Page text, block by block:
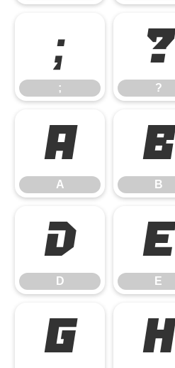
;
;
?
?
A
A
B
B
D
D
E
E
G H